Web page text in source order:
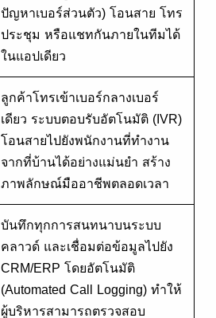
ปัญหาเบอร์ส่วนตัว) โอนสาย โทร
ประชุม หรือแชทกันภายในทีมได้
ในแอปเดียว
ลูกค้าโทรเข้าเบอร์กลางเบอร์
เดียว ระบบตอบรับอัตโนมัติ (IVR)
โอนสายไปยังพนักงานที่ทำงาน
จากที่บ้านได้อย่างแม่นยำ สร้าง
ภาพลักษณ์มืออาชีพตลอดเวลา
บันทึกทุกการสนทนาบนระบบ
คลาวด์ และเชื่อมต่อข้อมูลไปยัง
CRM/ERP โดยอัตโนมัติ
(Automated Call Logging) ทำให้
ผู้บริหารสามารถตรวจสอบ